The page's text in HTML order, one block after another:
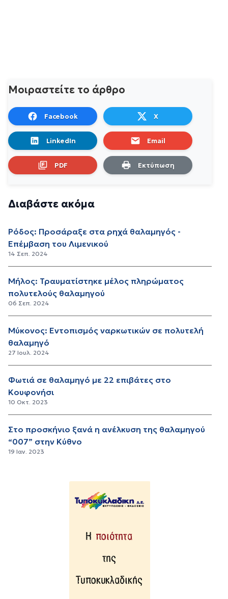
Μοιραστείτε το άρθρο
Facebook X
LinkedIn Email
PDF Εκτύπωση
Διαβάστε ακόμα
Ρόδος: Προσάραξε στα ρηχά θαλαμηγός -
Επέμβαση του Λιμενικού
14 Σεπ. 2024
Μήλος: Τραυματίστηκε μέλος πληρώματος
πολυτελούς θαλαμηγού
06 Σεπ. 2024
Μύκονος: Εντοπισμός ναρκωτικών σε πολυτελή
θαλαμηγό
27 Ιουλ. 2024
Φωτιά σε θαλαμηγό με 22 επιβάτες στο
Κουφονήσι
10 Οκτ. 2023
Στο προσκήνιο ξανά η ανέλκυση της θαλαμηγού
“007” στην Κύθνο
19 Ιαν. 2023